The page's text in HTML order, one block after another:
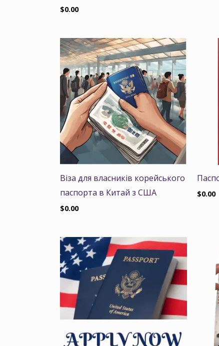
$0.00
Віза для власників корейського
паспорта в Китай з США
$0.00
$0.00